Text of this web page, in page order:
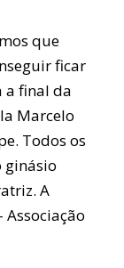
que
ficar
a final da
Marcelo
Todos os
ginásio
A
Associação